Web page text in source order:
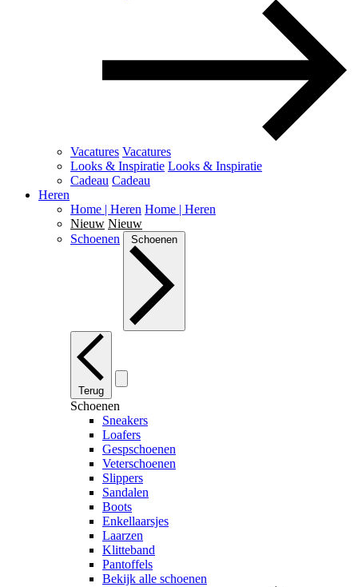
Vacatures Vacatures
Looks & Inspiratie Looks & Inspiratie
Cadeau Cadeau
Heren
Home | Heren Home | Heren
Nieuw Nieuw
Schoenen
Schoenen
Terug
Schoenen
Sneakers
Loafers
Gespschoenen
Veterschoenen
Slippers
Sandalen
Boots
Enkellaarsjes
Laarzen
Klitteband
Pantoffels
Bekijk alle schoenen